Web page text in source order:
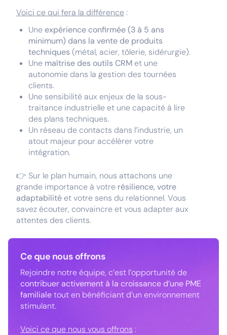
Voici ce qui fera la différence:
Une expérience confirmée (3 à 5 ans
minimum) dans la vente de produits
techniques (métal, acier, tôlerie, sidérurgie).
Une maîtrise des outils CRM et une
autonomie dans la gestion des tournées
clients.
Une sensibilité aux enjeux de la sous-
traitance industrielle et une capacité à lire
des plans techniques.
Un réseau de contacts dans l’industrie, un
atout majeur pour accélérer votre
intégration.
👉 Sur le plan humain, nous attachons une
grande importance à votre résilience, votre
adaptabilité et votre sens du relationnel. Vous
savez écouter, convaincre et vous adapter aux
attentes des clients.
Ce que nous offrons
Rejoindre notre équipe, c’est l’opportunité de
contribuer activement à la croissance d’une PME
familialetout en bénéficiant d’un environnement
stimulant.
Voici ce que nous vous offrons :